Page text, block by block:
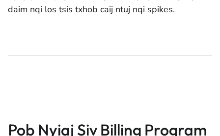
daim nqi los tsis txhob caij ntuj nqi spikes.
Pob Nyiaj Siv Billing Program